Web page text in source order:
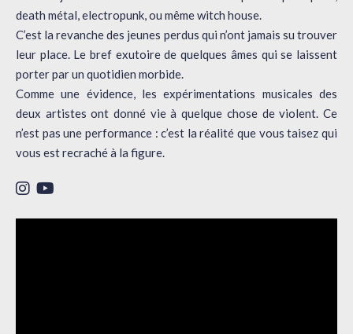
death métal, electropunk, ou même witch house.
C’est la revanche des jeunes perdus qui n’ont jamais su trouver
leur place. Le bref exutoire de quelques âmes qui se laissent
porter par un quotidien morbide.
Comme une évidence, les expérimentations musicales des
deux artistes ont donné vie à quelque chose de violent. Ce
n’est pas une performance : c’est la réalité que vous taisez qui
vous est recraché à la figure.